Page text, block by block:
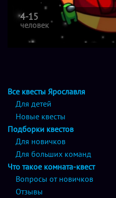
4-15
человек
Все квесты Ярославля
Для детей
Новые квесты
Подборки квестов
Для новичков
Для больших команд
Что такое комната-квест
Вопросы от новичков
Отзывы